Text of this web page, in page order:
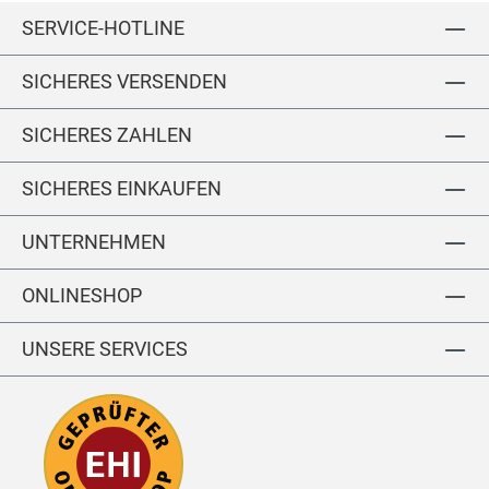
a
nt
s
3
P
Br
zil
SERVICE-HOTLINE
SICHERES VERSENDEN
SICHERES ZAHLEN
SICHERES EINKAUFEN
UNTERNEHMEN
ONLINESHOP
UNSERE SERVICES